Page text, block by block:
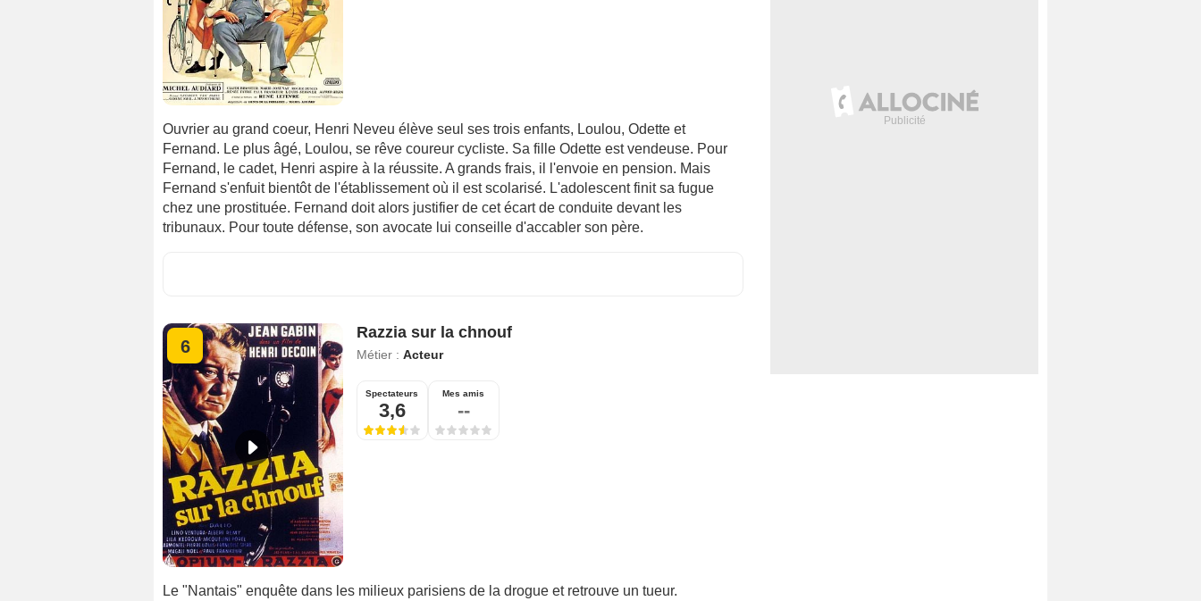
Ouvrier au grand coeur, Henri Neveu élève seul ses trois enfants, Loulou, Odette et
Fernand. Le plus âgé, Loulou, se rêve coureur cycliste. Sa fille Odette est vendeuse. Pour
Fernand, le cadet, Henri aspire à la réussite. A grands frais, il l'envoie en pension. Mais
Fernand s'enfuit bientôt de l'établissement où il est scolarisé. L'adolescent finit sa fugue
chez une prostituée. Fernand doit alors justifier de cet écart de conduite devant les
tribunaux. Pour toute défense, son avocate lui conseille d'accabler son père.
6
Razzia sur la chnouf
Métier : Acteur
Spectateurs
3,6
Mes amis
--
Le "Nantais" enquête dans les milieux parisiens de la drogue et retrouve un tueur.